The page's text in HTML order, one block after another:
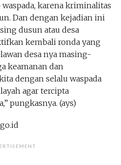
karena kriminalitas
Dan dengan kejadian ini
dusun atau desa
kembali ronda yang
desa nya masing-
keamanan dan
dengan selalu waspada
agar tercipta
pungkasnya. (ays)